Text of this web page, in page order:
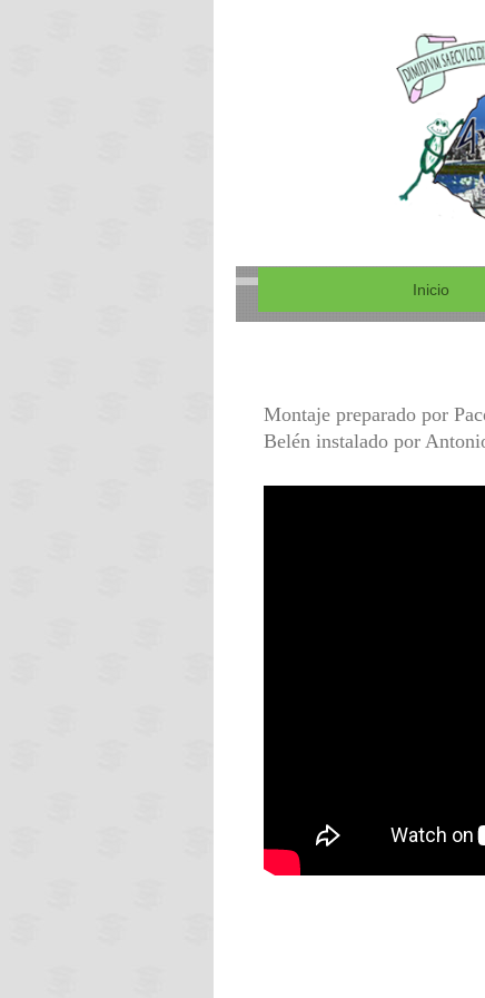
Inicio
Montaje preparado por
Belén instalado por